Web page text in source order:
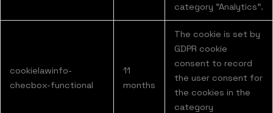
category "Analytics".
cookielawinfo-
checbox-functional
11
months
The cookie is set by
GDPR cookie
consent to record
the user consent for
the cookies in the
category